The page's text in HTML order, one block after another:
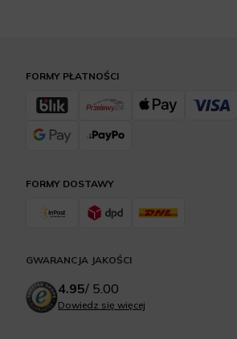
FORMY DOSTAWY
FORMY PŁATNOŚCI
GWARANCJA JAKOŚCI
4.95/ 5.00
Dowiedz się więcej